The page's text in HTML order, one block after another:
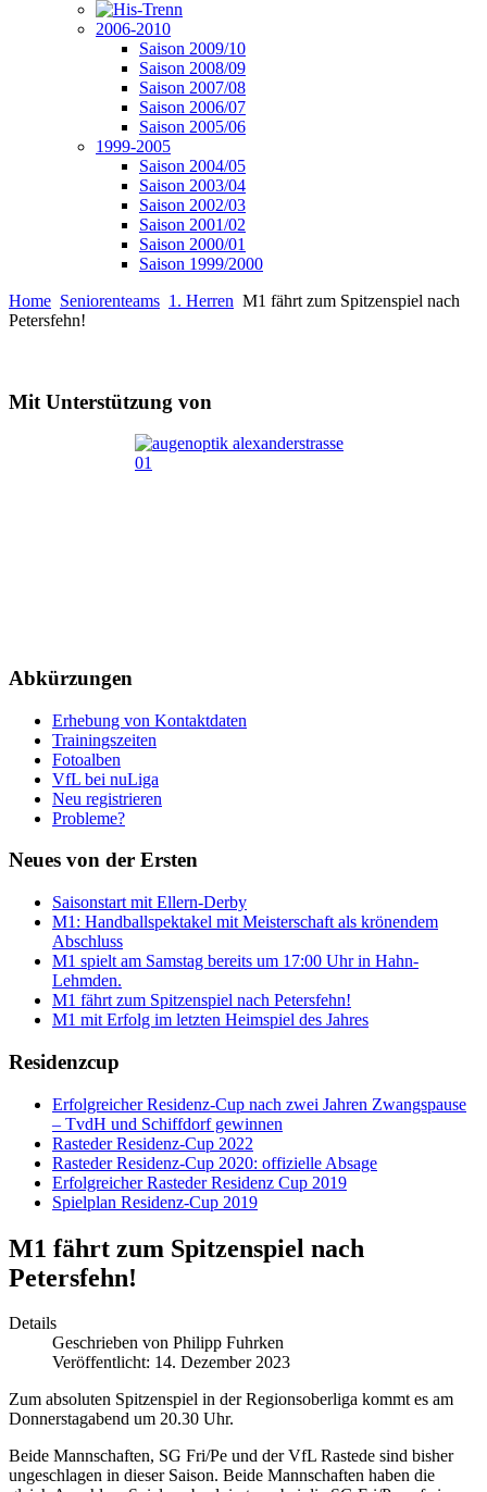
2006-2010
Saison 2009/10
Saison 2008/09
Saison 2007/08
Saison 2006/07
Saison 2005/06
1999-2005
Saison 2004/05
Saison 2003/04
Saison 2002/03
Saison 2001/02
Saison 2000/01
Saison 1999/2000
Home Seniorenteams 1. Herren M1 fährt zum Spitzenspiel nach
Petersfehn!
Mit Unterstützung von
Abkürzungen
Erhebung von Kontaktdaten
Trainingszeiten
Fotoalben
VfL bei nuLiga
Neu registrieren
Probleme?
Neues von der Ersten
Saisonstart mit Ellern-Derby
M1: Handballspektakel mit Meisterschaft als krönendem
Abschluss
M1 spielt am Samstag bereits um 17:00 Uhr in Hahn-
Lehmden.
M1 fährt zum Spitzenspiel nach Petersfehn!
M1 mit Erfolg im letzten Heimspiel des Jahres
Residenzcup
Erfolgreicher Residenz-Cup nach zwei Jahren Zwangspause
– TvdH und Schiffdorf gewinnen
Rasteder Residenz-Cup 2022
Rasteder Residenz-Cup 2020: offizielle Absage
Erfolgreicher Rasteder Residenz Cup 2019
Spielplan Residenz-Cup 2019
M1 fährt zum Spitzenspiel nach
Petersfehn!
Details
Geschrieben von Philipp Fuhrken
Veröffentlicht: 14. Dezember 2023
Zum absoluten Spitzenspiel in der Regionsoberliga kommt es am
Donnerstagabend um 20.30 Uhr.
Beide Mannschaften, SG Fri/Pe und der VfL Rastede sind bisher
ungeschlagen in dieser Saison. Beide Mannschaften haben die